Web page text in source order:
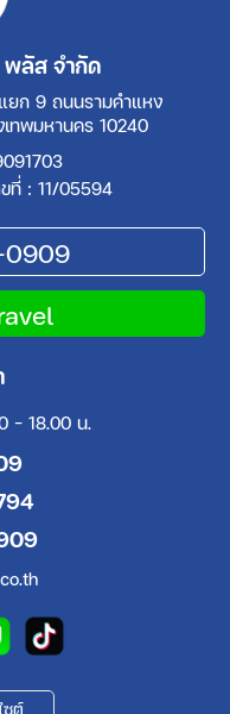
พลัส จำกัด
ก 9 ถนนรามคำแหง
ทพมหานคร 10240
ที่ : 11/05594
- 18.00 น.
ซต์